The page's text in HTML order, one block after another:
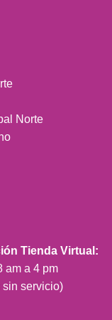
Norte
Tienda Virtual:
am a 4 pm
sin servicio)